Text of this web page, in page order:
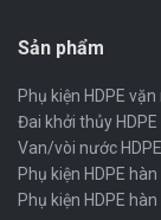
Sản phẩm
Phụ kiện HDPE vặn
Đai khởi thủy HDPE
Van/vòi nước
Phụ kiện HDPE
Phụ kiện HDPE